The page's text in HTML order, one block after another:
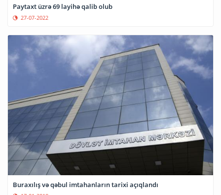
Paytaxt üzrə 69 layihə qalib olub
27-07-2022
Buraxılış və qəbul imtahanların tarixi açıqlandı